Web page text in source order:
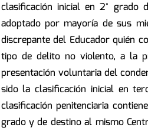
clasificación inicial en 2° grado
adoptado por mayoría de sus
discrepante del Educador quién
tipo de delito no violento, a la
presentación voluntaria del
sido la clasificación inicial en
clasificación penitenciaria
grado y de destino al mismo